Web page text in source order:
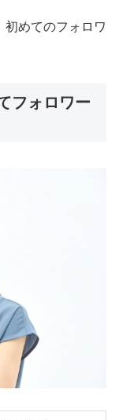
初めてのフォロワ
フォロワー